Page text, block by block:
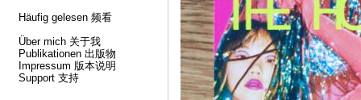
Häufig gelesen 频看
Über mich 关于我
Publikationen 出版物
Impressum 版本说明
Support 支持